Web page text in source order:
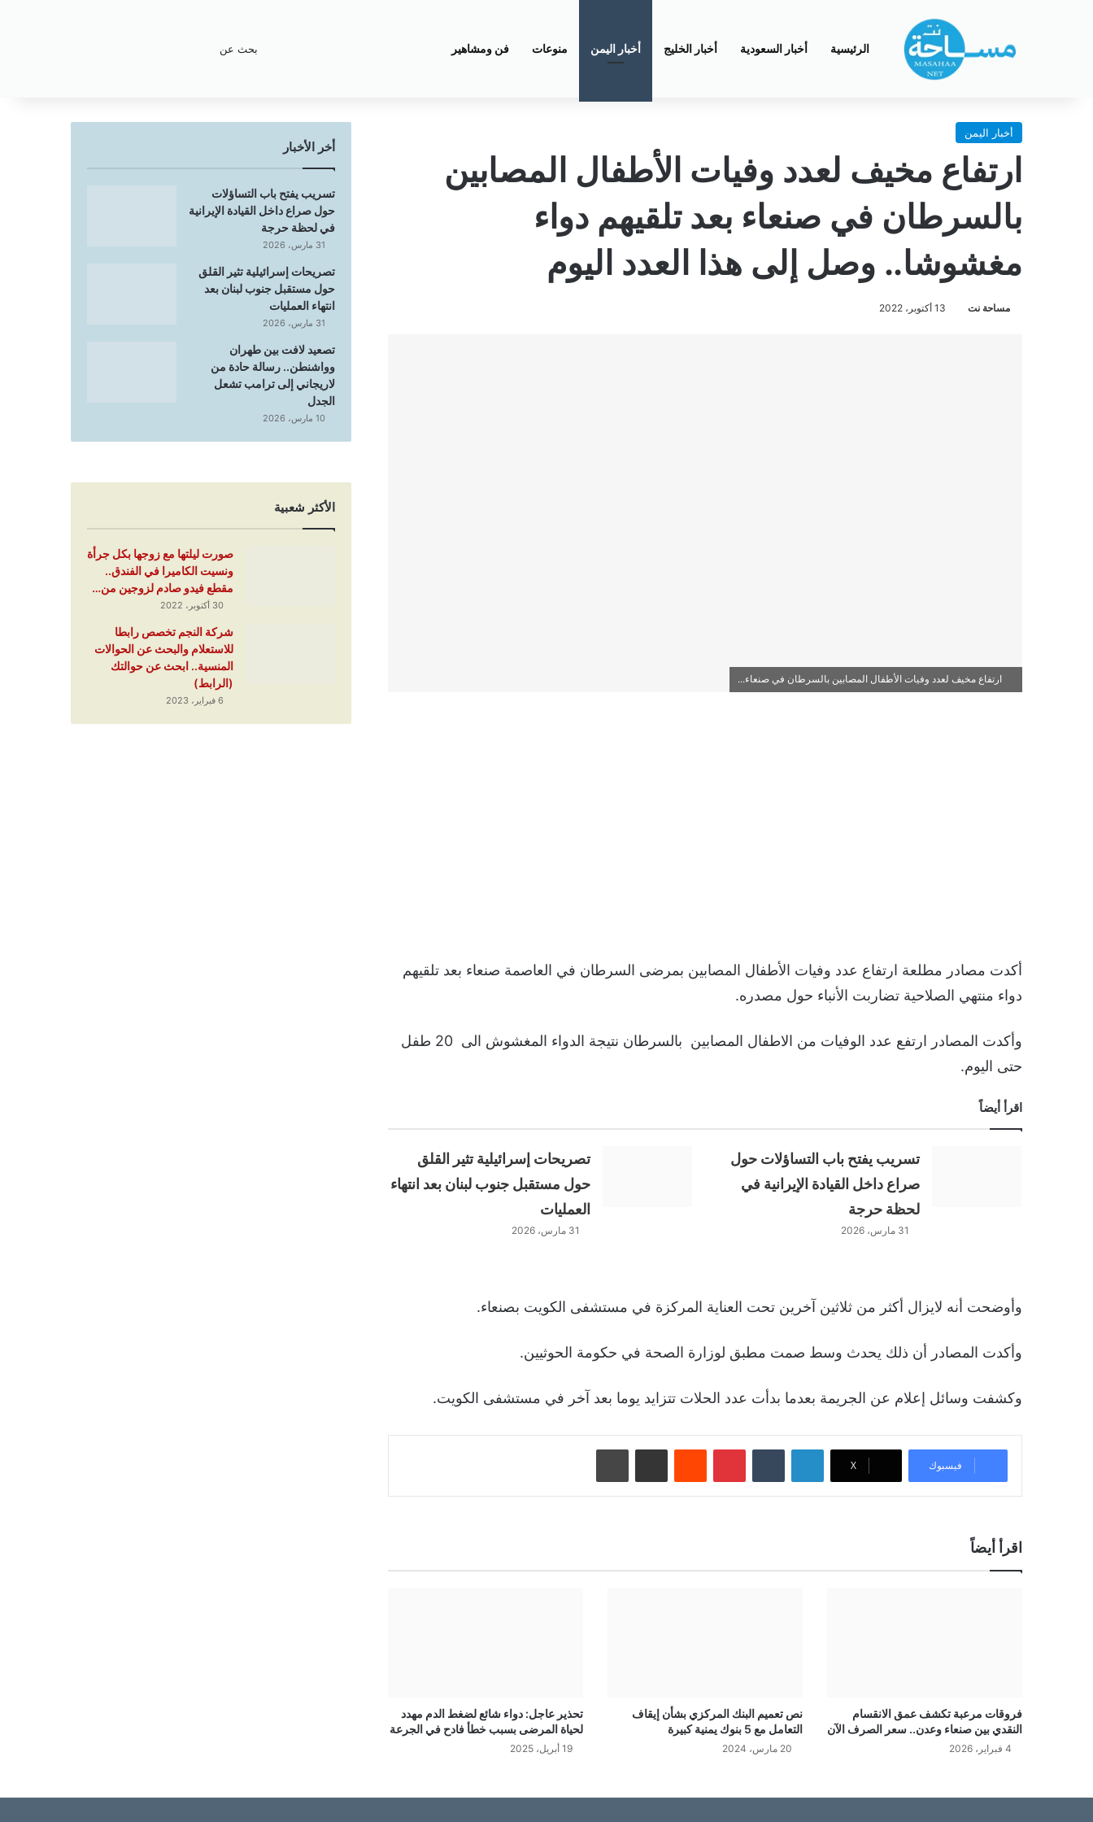
الرئيسية أخبار السعودية أخبار الخليج أخبار اليمن منوعات فن ومشاهير
أخبار اليمن
ارتفاع مخيف لعدد وفيات الأطفال المصابين
بالسرطان في صنعاء بعد تلقيهم دواء
مغشوشا.. وصل إلى هذا العدد اليوم
مساحة نت 13 أكتوبر، 2022
ارتفاع مخيف لعدد وفيات الأطفال المصابين بالسرطان في صنعاء...
أكدت مصادر مطلعة ارتفاع عدد وفيات الأطفال المصابين بمرضى السرطان في العاصمة صنعاء بعد تلقيهم
دواء منتهي الصلاحية تضاربت الأنباء حول مصدره.
وأكدت المصادر ارتفع عدد الوفيات من الاطفال المصابين بالسرطان نتيجة الدواء المغشوش الى 20 طفل
حتى اليوم.
اقرأ أيضاً
تسريب يفتح باب التساؤلات حول
صراع داخل القيادة الإيرانية في
لحظة حرجة
31 مارس، 2026
تصريحات إسرائيلية تثير القلق
حول مستقبل جنوب لبنان بعد انتهاء
العمليات
31 مارس، 2026
وأوضحت أنه لايزال أكثر من ثلاثين آخرين تحت العناية المركزة في مستشفى الكويت بصنعاء.
وأكدت المصادر أن ذلك يحدث وسط صمت مطبق لوزارة الصحة في حكومة الحوثيين.
وكشفت وسائل إعلام عن الجريمة بعدما بدأت عدد الحلات تتزايد يوما بعد آخر في مستشفى الكويت.
فيسبوك ‫X
لينكدإن بينتيريست
اقرأ أيضاً
فروقات مرعبة تكشف عمق الانقسام
النقدي بين صنعاء وعدن.. سعر الصرف الآن
4 فبراير، 2026
نص تعميم البنك المركزي بشأن إيقاف
التعامل مع 5 بنوك يمنية كبيرة
20 مارس، 2024
تحذير عاجل: دواء شائع لضغط الدم مهدد
لحياة المرضى بسبب خطأ فادح في الجرعة
19 أبريل، 2025
أخر الأخبار
تسريب يفتح باب التساؤلات
حول صراع داخل القيادة الإيرانية
في لحظة حرجة
31 مارس، 2026
تصريحات إسرائيلية تثير القلق
حول مستقبل جنوب لبنان بعد
انتهاء العمليات
31 مارس، 2026
تصعيد لافت بين طهران
وواشنطن.. رسالة حادة من
لاريجاني إلى ترامب تشعل
الجدل
10 مارس، 2026
الأكثر شعبية
صورت ليلتها مع زوجها بكل جرأة
ونسيت الكاميرا في الفندق..
مقطع فيدو صادم لزوجين من…
30 أكتوبر، 2022
شركة النجم تخصص رابطا
للاستعلام والبحث عن الحوالات
المنسية.. ابحث عن حوالتك
(الرابط)
6 فبراير، 2023